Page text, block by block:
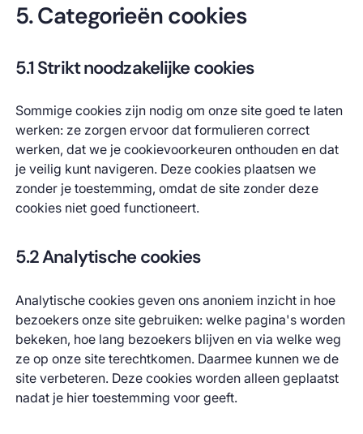
5. Categorieën cookies
5.1 Strikt noodzakelijke cookies
Sommige cookies zijn nodig om onze site goed te laten
werken: ze zorgen ervoor dat formulieren correct
werken, dat we je cookievoorkeuren onthouden en dat
je veilig kunt navigeren. Deze cookies plaatsen we
zonder je toestemming, omdat de site zonder deze
cookies niet goed functioneert.
5.2 Analytische cookies
Analytische cookies geven ons anoniem inzicht in hoe
bezoekers onze site gebruiken: welke pagina's worden
bekeken, hoe lang bezoekers blijven en via welke weg
ze op onze site terechtkomen. Daarmee kunnen we de
site verbeteren. Deze cookies worden alleen geplaatst
nadat je hier toestemming voor geeft.